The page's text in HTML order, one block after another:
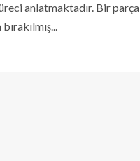
anlatmaktadır. Bir parça